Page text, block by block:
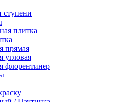
ступени
плитка
прямая
угловая
флорентинер